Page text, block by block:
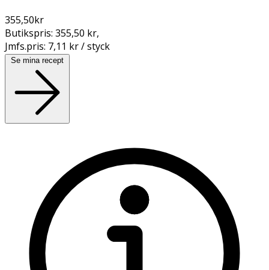
355,50kr
Butikspris: 355,50 kr,
Jmfs.pris: 7,11 kr / styck
Se mina recept